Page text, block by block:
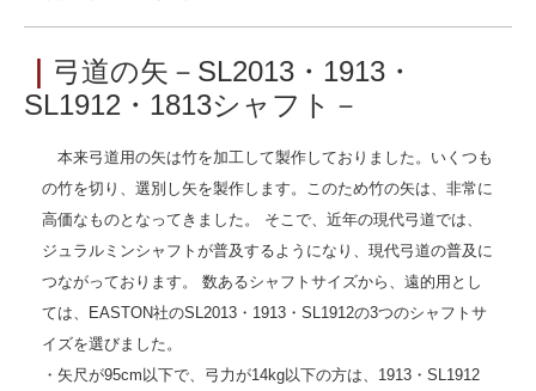
弓道の矢－SL2013・1913・
SL1912・1813シャフト－
本来弓道用の矢は竹を加工して製作しておりました。いくつも
の竹を切り、選別し矢を製作します。このため竹の矢は、非常に
高価なものとなってきました。 そこで、近年の現代弓道では、
ジュラルミンシャフトが普及するようになり、現代弓道の普及に
つながっております。 数あるシャフトサイズから、遠的用とし
ては、EASTON社のSL2013・1913・SL1912の3つのシャフトサ
イズを選びました。
・矢尺が95cm以下で、弓力が14kg以下の方は、1913・SL1912